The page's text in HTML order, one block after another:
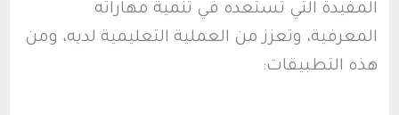
المفيدة التي تستعده في تنمية مهاراته
المعرفية، وتعزز من العملية التعليمية لديه، ومن
هذه التطبيقات: